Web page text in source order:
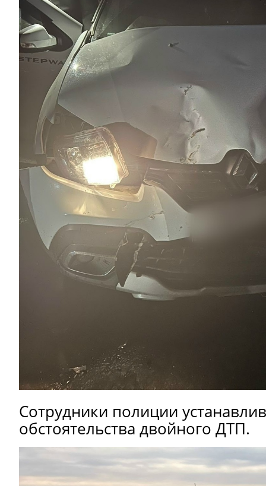
Сотрудники полиции
обстоятельства двойного ДТП.